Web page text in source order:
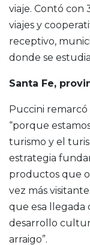
viaje. Contó con
viajes y
receptivo,
donde se
Santa Fe,
Puccini
“porque
turismo y el
estrategia
productos que
vez más
que esa
desarrollo
arraigo”.